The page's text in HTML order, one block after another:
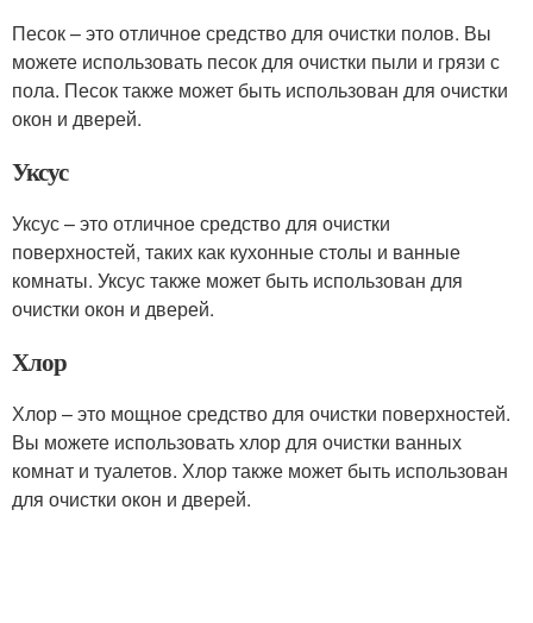
Песок – это отличное средство для очистки полов. Вы
можете использовать песок для очистки пыли и грязи с
пола. Песок также может быть использован для очистки
окон и дверей.
Уксус
Уксус – это отличное средство для очистки
поверхностей, таких как кухонные столы и ванные
комнаты. Уксус также может быть использован для
очистки окон и дверей.
Хлор
Хлор – это мощное средство для очистки поверхностей.
Вы можете использовать хлор для очистки ванных
комнат и туалетов. Хлор также может быть использован
для очистки окон и дверей.